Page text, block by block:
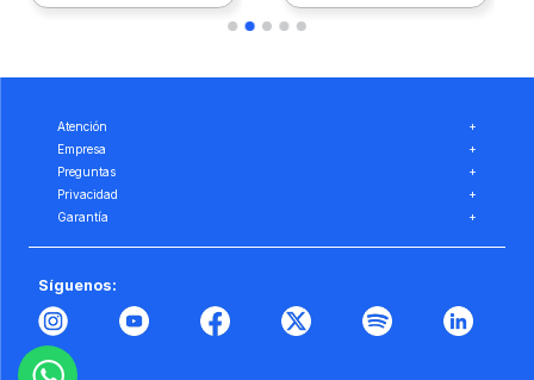
Atención
+
Empresa
+
Preguntas
+
Privacidad
+
Garantía
+
Síguenos: